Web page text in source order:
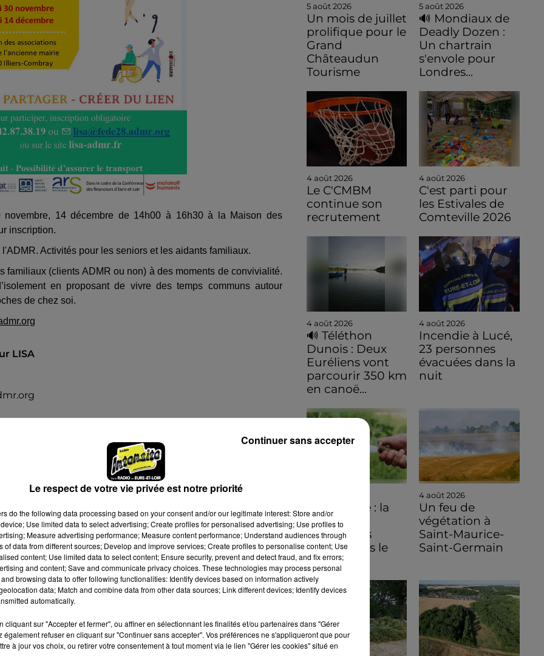
14 décembre de 14h00 à 16h30 à la Maison des
inscription.
Activités pour les seniors et les aidants familiaux.
(clients ADMR ou non) à des moments de convivialité.
en proposant de vivre des temps communs autour
de chez soi.
LISA
à 14h00
à 16h30
à 14h00
5 août 2026
Un mois de juillet
prolifique pour le
Grand
Châteaudun
Tourisme
5 août 2026
🔊 Mondiaux de
Deadly Dozen :
Un chartrain
s'envole pour
Londres...
4 août 2026
Le C'CMBM
continue son
recrutement
4 août 2026
C'est parti pour
les Estivales de
Comteville 2026
4 août 2026
🔊 Téléthon
Dunois : Deux
Euréliens vont
parcourir 350 km
en canoë...
4 août 2026
Incendie à Lucé,
23 personnes
évacuées dans la
nuit
Sécheresse : la
carte des
restrictions
évolue dans le
Sud de...
4 août 2026
Un feu de
végétation à
Saint-Maurice-
Saint-Germain
Le respect de votre vie privée est notre priorité
do the following data processing based on your consent and/or our legitimate interest: Store and/or
Use limited data to select advertising; Create profiles for personalised advertising; Use profiles to
Measure advertising performance; Measure content performance; Understand audiences through
of data from different sources; Develop and improve services; Create profiles to personalise content; Use
content; Use limited data to select content; Ensure security, prevent and detect fraud, and fix errors;
and content; Save and communicate privacy choices. These technologies may process personal
browsing data to offer following functionalities: Identify devices based on information actively
data; Match and combine data from other data sources; Link different devices; Identify devices
automatically.
cliquant sur "Accepter et fermer", ou affiner en sélectionnant les finalités et/ou partenaires dans "Gérer
également refuser en cliquant sur "Continuer sans accepter". Vos préférences ne s'appliqueront que pour
à jour vos choix, ou retirer votre consentement à tout moment via le lien "Gérer les cookies" situé en
Continuer sans accepter